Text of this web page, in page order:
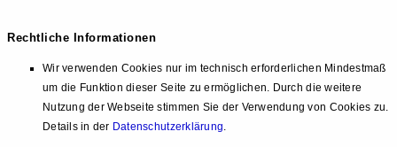
Rechtliche Informationen
Wir verwenden Cookies nur im technisch erforderlichen Mindestmaß
um die Funktion dieser Seite zu ermöglichen. Durch die weitere
Nutzung der Webseite stimmen Sie der Verwendung von Cookies zu.
Details in der Datenschutzerklärung.